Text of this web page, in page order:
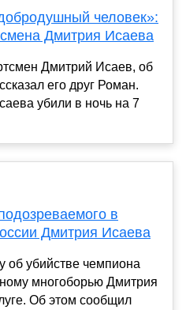
человек»:
Дмитрия Исаева
Дмитрий Исаев, об
его друг Роман.
убили в ночь на 7
в
Дмитрия Исаева
об убийстве чемпиона
многоборью Дмитрия
Об этом сообщил